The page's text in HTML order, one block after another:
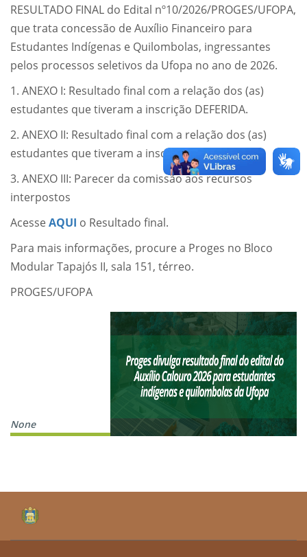
RESULTADO FINAL do Edital nº10/2026/PROGES/UFOPA,
que trata concessão de Auxílio Financeiro para
Estudantes Indígenas e Quilombolas, ingressantes
pelos processos seletivos da Ufopa no ano de 2026.
1. ANEXO I: Resultado final com a relação dos (as)
estudantes que tiveram a inscrição DEFERIDA.
2. ANEXO II: Resultado final com a relação dos (as)
estudantes que tiveram a inscrição INDEFERIDA.
3. ANEXO III: Parecer da comissão aos recursos
interpostos
Acesse AQUI o Resultado final.
Para mais informações, procure a Proges no Bloco
Modular Tapajós II, sala 151, térreo.
PROGES/UFOPA
None